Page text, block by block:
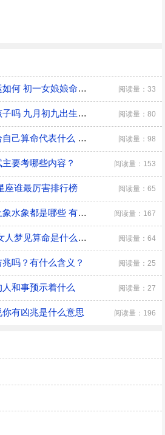
农历初一出生的女孩命运如何 初一女娘娘命什么意思 阅读量：33
九月初九出生是佛家的孩子吗 九月初九出生有什么说法 阅读量：80
周公解梦：梦里有大师给自己算命代表什么 是好兆头吗？ 阅读量：98
要考哪些内容？ 阅读量：153
座谁最厉害排行榜 阅读量：65
分析十二星座风象火象土象水象都是哪些 有什么优缺点 阅读量：167
梦见算八字是什么意思 女人梦见算命是什么预兆 阅读量：64
吗？有什么含义？ 阅读量：25
和事预示着什么 阅读量：27
有凶兆是什么意思 阅读量：196